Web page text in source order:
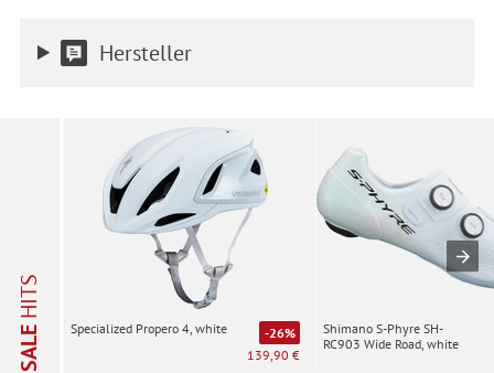
Hersteller
SALE
HITS
Specialized Propero 4, white
-26%
139,90 €
Shimano S-Phyre SH-
RC903 Wide Road, white